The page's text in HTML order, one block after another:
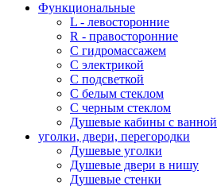
Функциональные
L - левосторонние
R - правосторонние
С гидромассажем
С электрикой
С подсветкой
С белым стеклом
С черным стеклом
Душевые кабины с ванной
уголки, двери, перегородки
Душевые уголки
Душевые двери в нишу
Душевые стенки